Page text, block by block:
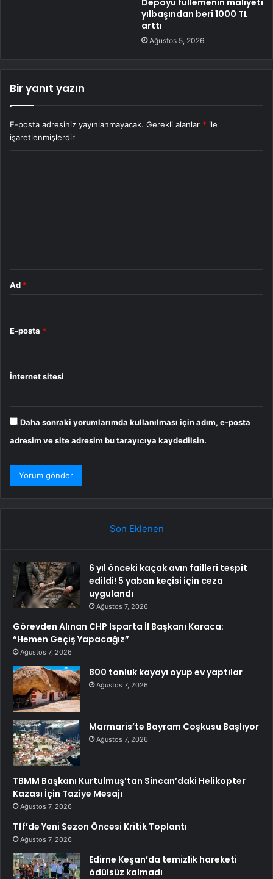
Depoyu fullemenin maliyeti
yılbaşından beri 1000 TL
arttı
Ağustos 5, 2026
Bir yanıt yazın
E-posta adresiniz yayınlanmayacak. Gerekli alanlar * ile
işaretlenmişlerdir
Ad *
E-posta *
İnternet sitesi
Daha sonraki yorumlarımda kullanılması için adım, e-posta
adresim ve site adresim bu tarayıcıya kaydedilsin.
Son Eklenen
6 yıl önceki kaçak avın failleri tespit
edildi! 5 yaban keçisi için ceza
uygulandı
Ağustos 7, 2026
Görevden Alınan CHP Isparta İl Başkanı Karaca:
“Hemen Geçiş Yapacağız”
Ağustos 7, 2026
800 tonluk kayayı oyup ev yaptılar
Ağustos 7, 2026
Marmaris’te Bayram Coşkusu Başlıyor
Ağustos 7, 2026
TBMM Başkanı Kurtulmuş’tan Sincan’daki Helikopter
Kazası İçin Taziye Mesajı
Ağustos 7, 2026
Tff’de Yeni Sezon Öncesi Kritik Toplantı
Ağustos 7, 2026
Edirne Keşan’da temizlik hareketi
ödülsüz kalmadı